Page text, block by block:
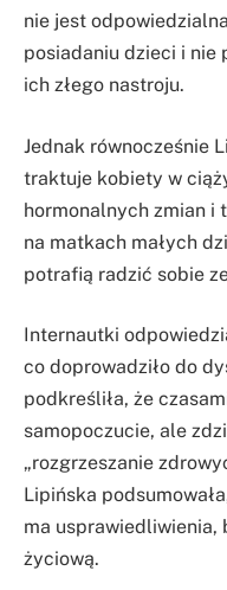
nie jest
posiadaniu dzieci i nie
ich złego nastroju.
Jednak równocześnie
traktuje kobiety w
hormonalnych zmian i
na matkach małych
potrafią radzić sobie
Internautki
co doprowadziło do
podkreśliła, że
samopoczucie, ale
„rozgrzeszanie
Lipińska
ma usprawiedliwienia,
życiową.